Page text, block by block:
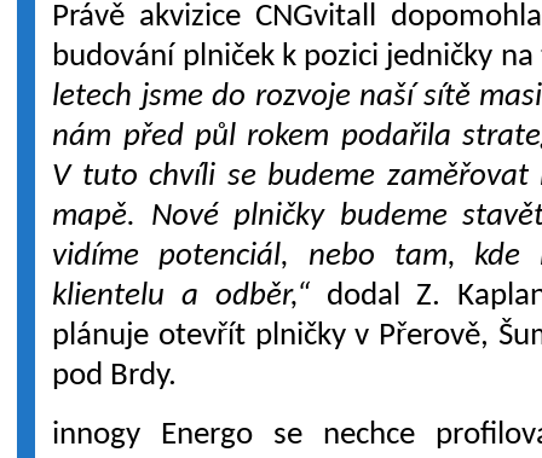
Právě akvizice CNGvitall
budování plniček k pozici jedničky
letech jsme do rozvoje naší sítě
nám před půl rokem podařila
V tuto chvíli se budeme
mapě. Nové plničky budeme
vidíme potenciál, nebo tam, kde
klientelu a odběr,“ dodal Z.
plánuje otevřít plničky v Přerově,
pod Brdy.
innogy Energo se nechce